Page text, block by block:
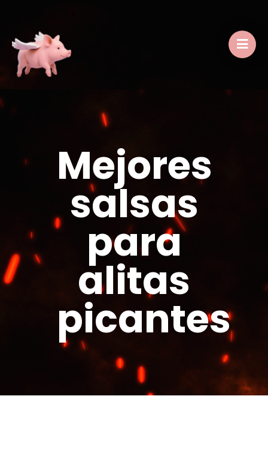
Mejores
salsas
para
alitas
picantes